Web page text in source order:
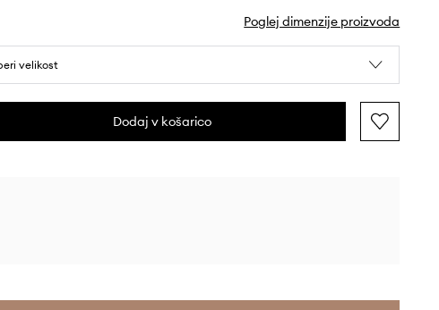
Poglej dimenzije proizvoda
velikost
Dodaj v košarico